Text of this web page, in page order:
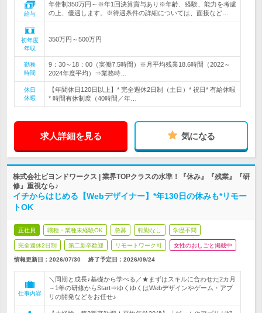
給与
年俸制350万円～※年1回決算賞与あり※年齢、経験、能力を考慮
の上、優遇します。※待遇条件の詳細については、面接など…
初年度
年収
350万円～500万円
勤務
時間
9：30～18：00（実働7.5時間）※月平均残業18.6時間（2022～
2024年度平均）⇒業務時…
休日
休暇
【年間休日120日以上】* 完全週休2日制（土日）* 祝日* 有給休暇
* 時間有休制度（40時間／年…
求人詳細を見る 気になる
株式会社ビヨンドワークス | 業界TOPクラスの水準！『休み』『残業』『研
修』重視なら♪
イチからはじめる【Webデザイナー】*年130日の休みも*リモー
トOK
正社員 職種・業種未経験OK 急募 転勤なし 学歴不問
完全週休2日制 第二新卒歓迎 リモートワーク可 女性のおしごと掲載中
情報更新日：2026/07/30 終了予定日： 2026/09/24
仕事内容
＼同期と成長♪基礎から学べる／★まずはスキルに合わせた2カ月
～1年の研修からStart⇒ゆくゆくはWebデザインやゲーム・アプ
リの開発などをお任せ♪